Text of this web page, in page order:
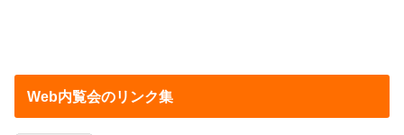
Web内覧会のリンク集